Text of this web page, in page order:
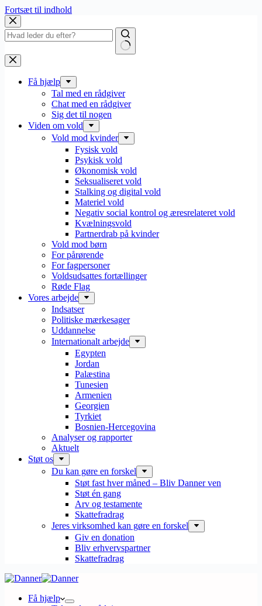
Fortsæt til indhold
Få hjælp
Tal med en rådgiver
Chat med en rådgiver
Sig det til nogen
Viden om vold
Vold mod kvinder
Fysisk vold
Psykisk vold
Økonomisk vold
Seksualiseret vold
Stalking og digital vold
Materiel vold
Negativ social kontrol og æresrelateret vold
Kvælningsvold
Partnerdrab på kvinder
Vold mod børn
For pårørende
For fagpersoner
Voldsudsattes fortællinger
Røde Flag
Vores arbejde
Indsatser
Politiske mærkesager
Uddannelse
Internationalt arbejde
Egypten
Jordan
Palæstina
Tunesien
Armenien
Georgien
Tyrkiet
Bosnien-Hercegovina
Analyser og rapporter
Aktuelt
Støt os
Du kan gøre en forskel
Støt fast hver måned – Bliv Danner ven
Støt én gang
Arv og testamente
Skattefradrag
Jeres virksomhed kan gøre en forskel
Giv en donation
Bliv erhvervspartner
Skattefradrag
Få hjælp